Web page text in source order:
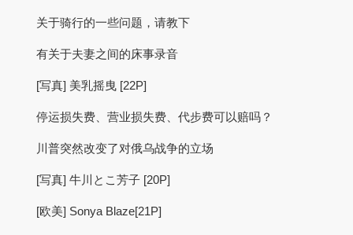
关于骑行的一些问题，请教下
有关于夫妻之间的床事录音
[写真] 美乳摇曳 [22P]
停运损失费、营业损失费、代步费可以赔吗？
川普突然改变了对俄乌战争的立场
[写真] 牛川とこ芳子 [20P]
[欧美] Sonya Blaze[21P]